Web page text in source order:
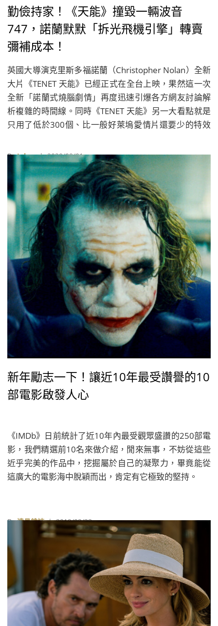
勤儉持家！《天能》撞毀一輛波音
747，諾蘭默默「拆光飛機引擎」轉賣
彌補成本！
英國大導演克里斯多福諾蘭（Christopher Nolan）全新
大片《TENET 天能》已經正式在全台上映，果然這一次
全新「諾蘭式燒腦劇情」再度迅速引爆各方網友討論解
析複雜的時間線。同時《TENET 天能》另一大看點就是
只用了低於300個、比一般好萊塢愛情片還要少的特效
愛沙尼亞、印度、義大利、挪威、英國和美國進行大成
本拍攝，就連特效爆破場面都堅持要實景拍攝、絕不用
綠幕特效，讓《TENET 天能》以2.25億美元拍攝成本，
成為了諾蘭執導以來第二貴的電影（第一貴是《黑暗騎
士：黎明昇起》，用了約3億美元）。
ByJuksy| 2020/09/01
新年勵志一下！讓近10年最受讚譽的10
部電影啟發人心
《IMDb》日前統計了近10年內最受觀眾盛讚的250部電
影，我們精選前10名來做介紹，閒來無事，不妨從這些
近乎完美的作品中，挖掘屬於自己的凝聚力，畢竟能從
這廣大的電影海中脫穎而出，肯定有它極致的堅持。
By遠見雜誌| 2019/02/23